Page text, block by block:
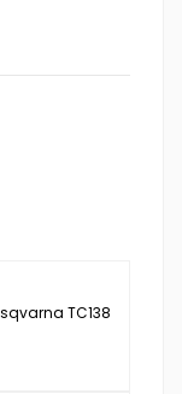
TC138